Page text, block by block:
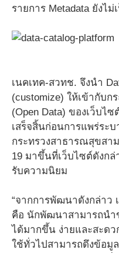
รายการ Metadata ยังไ
เนคเทค-สวทช. จึงนำ
(customize) ให้เข้ากับ
(Open Data) ของเว็บไ
เสร็จสิ้นก่อนการแพร่ระ
กระทรวงสาธารณสุขสา
19 มาขึ้นที่เว็บไซต์ดังก
รับความนิยม
“จากการพัฒนาดังกล่าว
คือ นักพัฒนาสามารถนำ
ได้มากขึ้น ง่ายและสะด
ใช้ทั่วไปสามารถดึงข้อมู